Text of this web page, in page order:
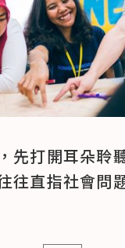
先打開耳朵聆
往直指社會問